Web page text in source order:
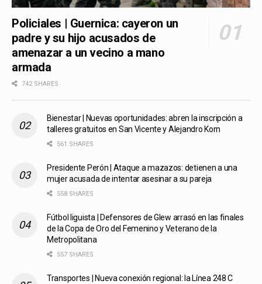
Policiales | Guernica: cayeron un
padre y su hijo acusados de
amenazar a un vecino a mano
armada
742 SHARES
Bienestar | Nuevas oportunidades: abren la inscripción a
talleres gratuitos en San Vicente y Alejandro Korn
561 SHARES
Presidente Perón | Ataque a mazazos: detienen a una
mujer acusada de intentar asesinar a su pareja
558 SHARES
Fútbol liguista | Defensores de Glew arrasó en las finales
de la Copa de Oro del Femenino y Veterano de la
Metropolitana
557 SHARES
Transportes | Nueva conexión regional: la Línea 248 C